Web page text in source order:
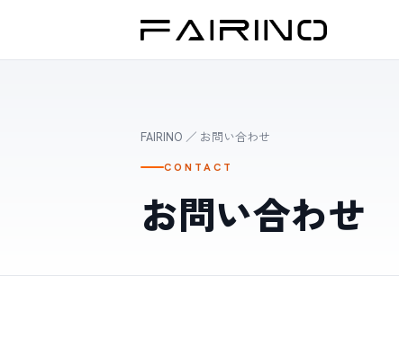
FAIRINO ／ お問い合わせ
CONTACT
お問い合わせ